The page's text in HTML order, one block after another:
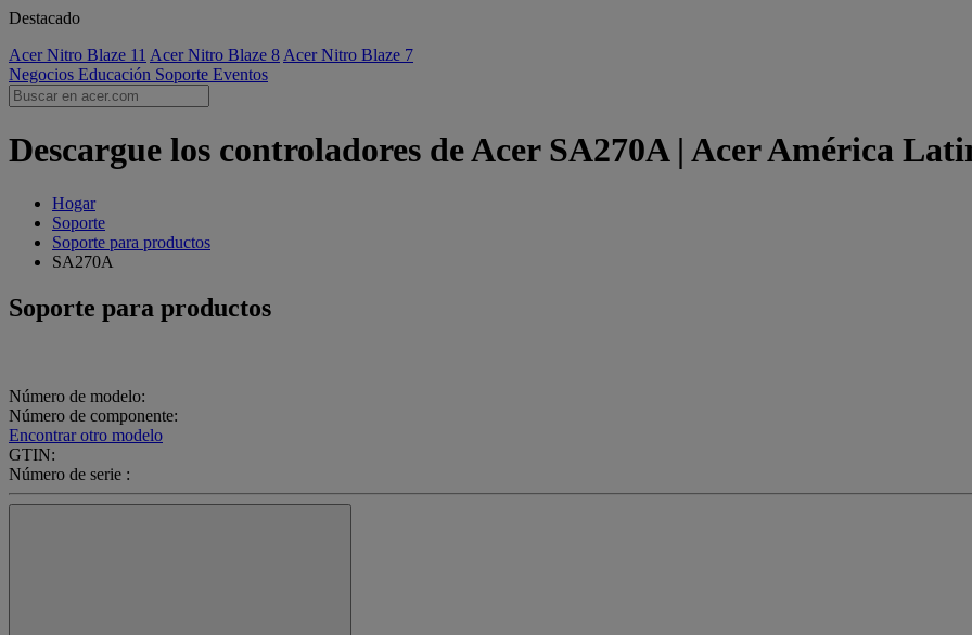
Destacado
Acer Nitro Blaze 11 Acer Nitro Blaze 8 Acer Nitro Blaze 7
Negocios Educación Soporte Eventos
Descargue los controladores de Acer SA270A | Acer América
Hogar
Soporte
Soporte para productos
SA270A
Soporte para productos
Número de modelo:
Número de componente:
Encontrar otro modelo
GTIN:
Número de serie :